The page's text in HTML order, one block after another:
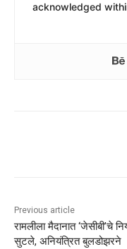
acknowledged
Previous article
रामलीला मैदानात ‘जेसीबी’चे
सुटले, अनियंत्रित बुलडोझरने